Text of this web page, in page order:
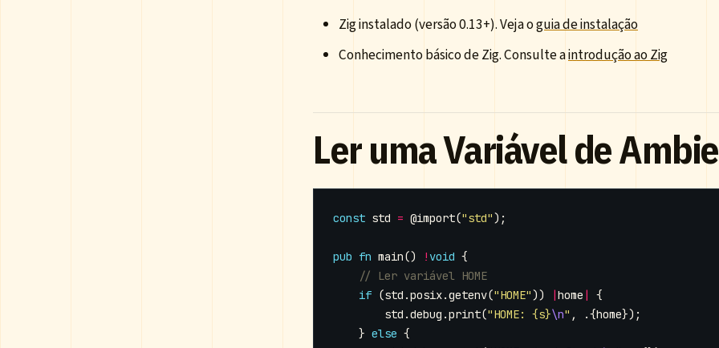
Zig instalado (versão 0.13+). Veja oguia de instalação
Conhecimento básico de Zig. Consulte aintrodução ao Zig
Ler uma Variável de
const std = @import("std");
pub fn main() ! void {
if (std .posix.getenv("HOME")) |home |
{
std .debug .print("HOME: {s}\n" , .{home});
} else {